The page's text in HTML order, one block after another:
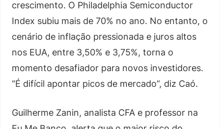
crescimento. O Philadelphia Semiconductor
Index subiu mais de 70% no ano. No entanto, o
cenário de inflação pressionada e juros altos
nos EUA, entre 3,50% e 3,75%, torna o
momento desafiador para novos investidores.
“É difícil apontar picos de mercado”, diz Caó.
Guilherme Zanin, analista CFA e professor na